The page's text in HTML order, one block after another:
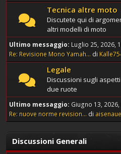
Tecnica altre moto
Discutete qui di
altri modelli di moto
Ultimo messaggio: Luglio 25, 2026,
Re: Revisione Mono Yamah... di
Legale
Discussioni sugli
due ruote
Ultimo messaggio: Giugno 13, 2026,
Re: nuove norme revision... di
Discussioni Generali